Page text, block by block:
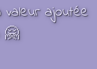
valeur ajoutée
🤗